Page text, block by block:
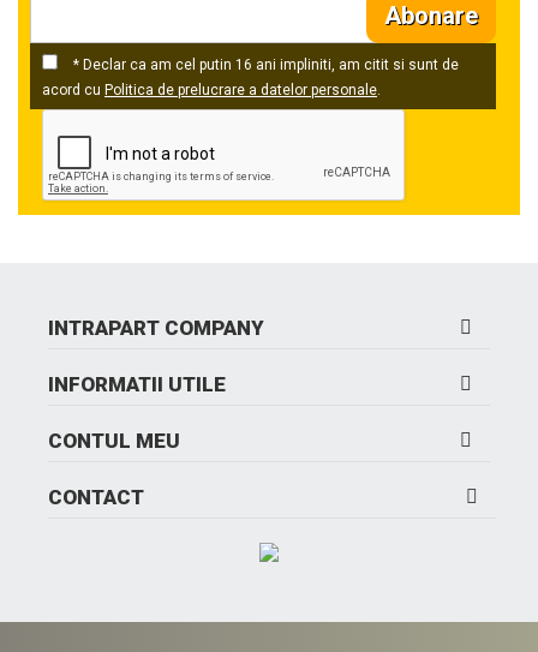
Abonare
* Declar ca am cel putin 16 ani impliniti, am citit si sunt de
acord cu Politica de prelucrare a datelor personale.
INTRAPART COMPANY
INFORMATII UTILE
CONTUL MEU
CONTACT